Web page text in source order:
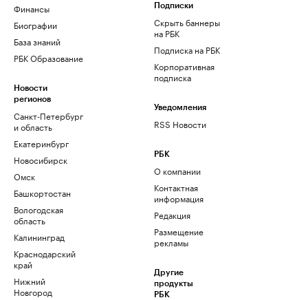
Финансы
Биографии
База знаний
РБК Образование
Новости
регионов
Санкт-Петербург
и область
Екатеринбург
Новосибирск
Омск
Башкортостан
Вологодская
область
Калининград
Краснодарский
край
Нижний
Новгород
Подписки
Скрыть баннеры
на РБК
Подписка на РБК
Корпоративная
подписка
Уведомления
RSS Новости
РБК
О компании
Контактная
информация
Редакция
Размещение
рекламы
Другие
продукты
РБК